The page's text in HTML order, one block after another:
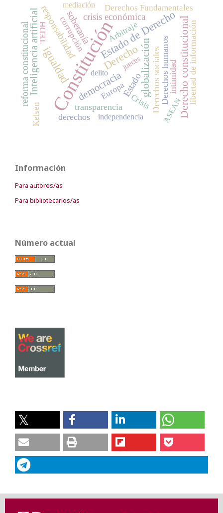
Constitución
igualdad
Estado de Derecho
globalización Derecho constitucional
Derecho
democracia
Inteligencia artificial crisis económica
Derechos sociales
Estado
reforma constitucional soberanía
responsabilidad
Derechos humanos
transparencia
intimidad libertad de información
derechos
Crisis
TEDH
Derechos Fundamentales
Europa
Arbitraje
corrupción
Kelsen independencia ASEAN
jueces
mediación
delito
Información
Para autores/as
Para bibliotecarios/as
Número actual